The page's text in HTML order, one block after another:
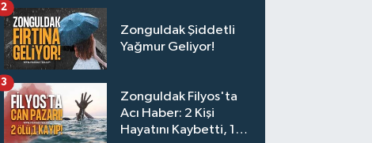
Zonguldak Şiddetli
Yağmur Geliyor!
2
Zonguldak Filyos'ta
Acı Haber: 2 Kişi
Hayatını Kaybetti, 1
3